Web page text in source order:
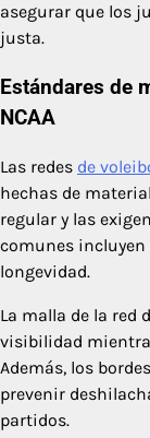
asegurar que los
justa.
Estándares de
NCAA
Las redes de
hechas de
regular y las
comunes incluyen
longevidad.
La malla de la red
visibilidad
Además, los
prevenir
partidos.